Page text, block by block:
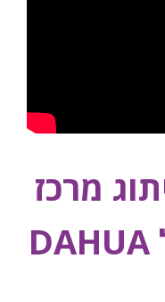
מרכז
הדרכה ל DAHUA